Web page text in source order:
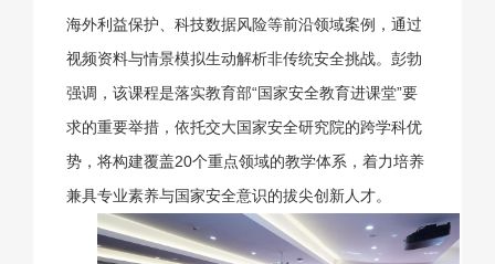
海外利益保护、科技数据风险等前沿领域案例，通过
视频资料与情景模拟生动解析非传统安全挑战。彭勃
强调，该课程是落实教育部“国家安全教育进课堂”要
求的重要举措，依托交大国家安全研究院的跨学科优
势，将构建覆盖20个重点领域的教学体系，着力培养
兼具专业素养与国家安全意识的拔尖创新人才。